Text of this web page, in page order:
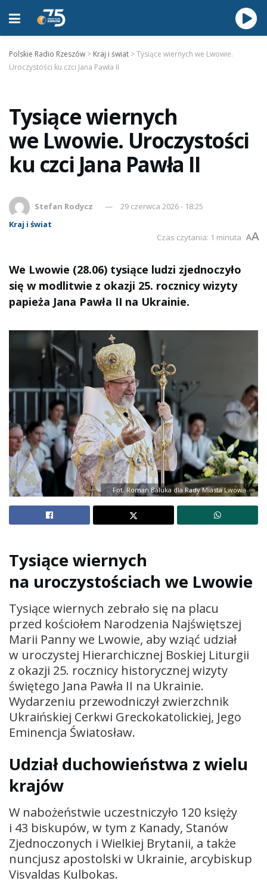
Polskie Radio Rzeszów > Kraj i świat >Tysiące wiernych we Lwowie.
Uroczystości ku czci Jana Pawła II
Tysiące wiernych
we Lwowie. Uroczystości
ku czci Jana Pawła II
Stefan Rodycz
29 czerwca 2026 - 18:25
Kraj i świat
Czas czytania: 1 minuta AA
We Lwowie (28.06) tysiące ludzi zjednoczyło
się w modlitwie z okazji 25. rocznicy wizyty
papieża Jana Pawła II na Ukrainie.
Fot. Roman Baluka dla Rady Miasta Lwowa
Tysiące wiernych
na uroczystościach we Lwowie
Tysiące wiernych zebrało się na placu
przed kościołem Narodzenia Najświętszej
Marii Panny we Lwowie, aby wziąć udział
w uroczystej Hierarchicznej Boskiej Liturgii
z okazji 25. rocznicy historycznej wizyty
świętego Jana Pawła II na Ukrainie.
Wydarzeniu przewodniczył zwierzchnik
Ukraińskiej Cerkwi Greckokatolickiej, Jego
Eminencja Światosław.
Udział duchowieństwa z wielu
krajów
W nabożeństwie uczestniczyło 120 księży
i 43 biskupów, w tym z Kanady, Stanów
Zjednoczonych i Wielkiej Brytanii, a także
nuncjusz apostolski w Ukrainie, arcybiskup
Visvaldas Kulbokas.